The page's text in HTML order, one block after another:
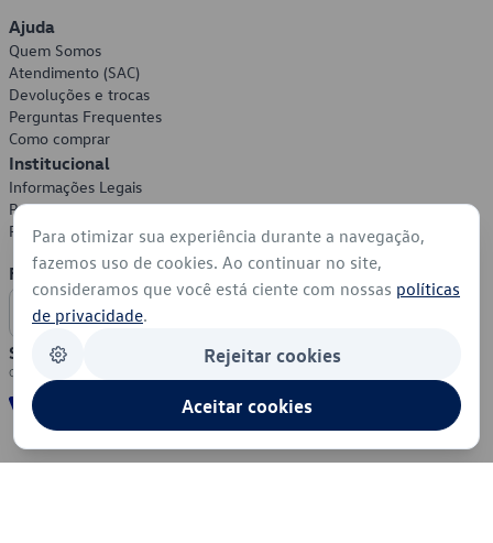
Ajuda
Quem Somos
Atendimento (SAC)
Devoluções e trocas
Perguntas Frequentes
Como comprar
Institucional
Informações Legais
Política de Privacidade
Política de Cookies
Formas de Pagamento
Segurança
Para otimizar sua experiência durante a navegação,
fazemos uso de cookies. Ao continuar no site,
consideramos que você está ciente com nossas políticas
de privacidade.
Rejeitar cookies
Aceitar cookies